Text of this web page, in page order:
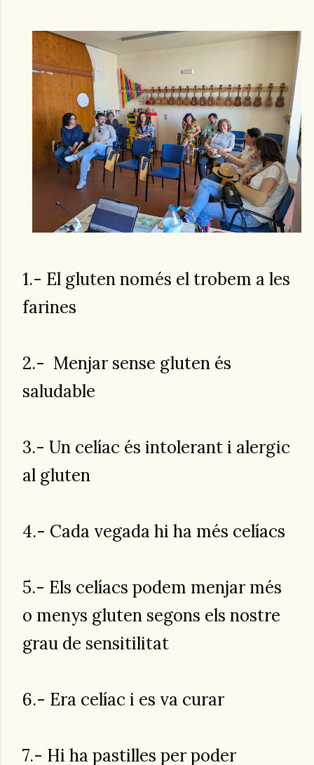
1.- El gluten només el trobem a les
farines
2.- Menjar sense gluten és
saludable
3.- Un celíac és intolerant i alergic
al gluten
4.- Cada vegada hi ha més celíacs
5.- Els celíacs podem menjar més
o menys gluten segons els nostre
grau de sensitilitat
6.- Era celíac i es va curar
7.- Hi ha pastilles per poder